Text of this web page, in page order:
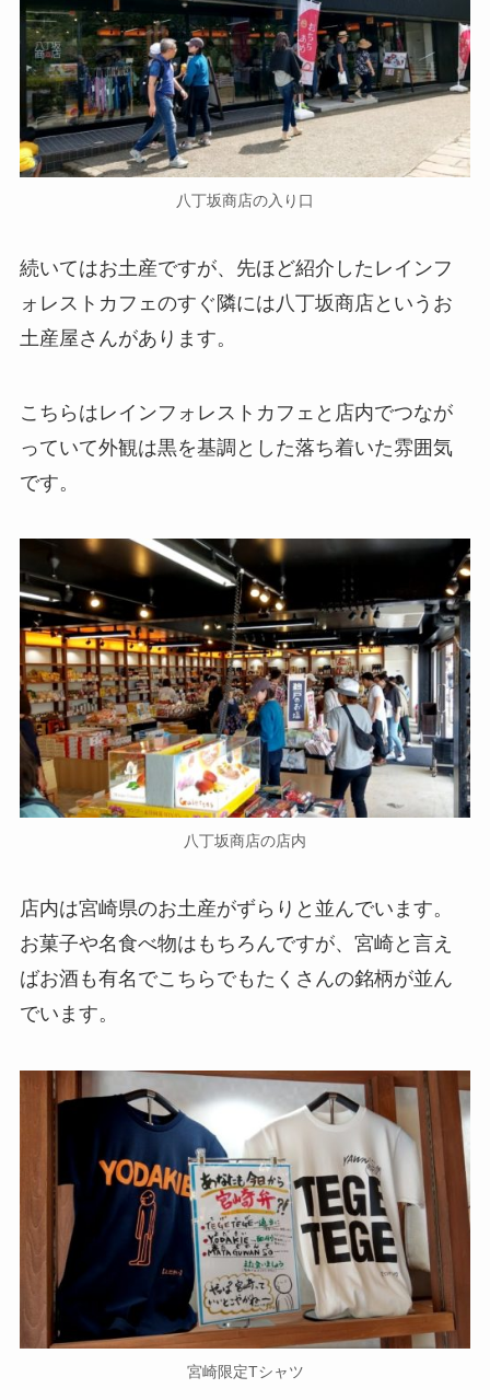
八丁坂商店の入り口
続いてはお土産ですが、先ほど紹介したレインフ
ォレストカフェのすぐ隣には八丁坂商店というお
土産屋さんがあります。
こちらはレインフォレストカフェと店内でつなが
っていて外観は黒を基調とした落ち着いた雰囲気
です。
八丁坂商店の店内
店内は宮崎県のお土産がずらりと並んでいます。
お菓子や名食べ物はもちろんですが、宮崎と言え
ばお酒も有名でこちらでもたくさんの銘柄が並ん
でいます。
宮崎限定Tシャツ